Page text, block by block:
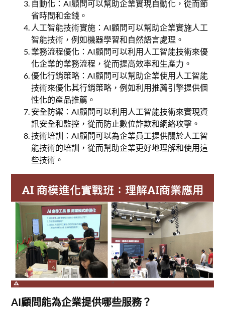
自動化：AI顧問可以幫助企業實現自動化，從而節
省時間和金錢。
人工智能技術實施：AI顧問可以幫助企業實施人工
智能技術，例如機器學習和自然語言處理。
業務流程優化：AI顧問可以利用人工智能技術來優
化企業的業務流程，從而提高效率和生產力。
優化行銷策略：AI顧問可以幫助企業使用人工智能
技術來優化其行銷策略，例如利用推薦引擎提供個
性化的產品推薦。
安全防禦：AI顧問可以利用人工智能技術來實現資
訊安全和監控，從而防止數位詐欺和網絡攻擊。
技術培訓：AI顧問可以為企業員工提供關於人工智
能技術的培訓，從而幫助企業更好地理解和使用這
些技術。
AI顧問能為企業提供哪些服務？